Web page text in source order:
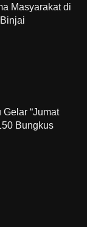
Masyarakat di
“Jumat
Bungkus